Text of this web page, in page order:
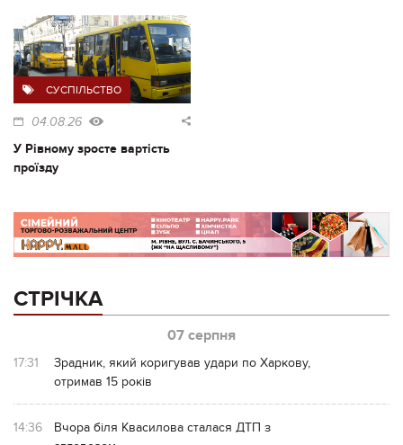
СУСПІЛЬСТВО
04.08.26
У Рівному зросте вартість
проїзду
СТРІЧКА
07 серпня
17:31
Зрадник, який коригував удари по Харкову,
отримав 15 років
14:36
Вчора біля Квасилова сталася ДТП з